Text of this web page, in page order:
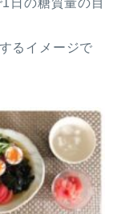
日の糖質量の目
るイメージで